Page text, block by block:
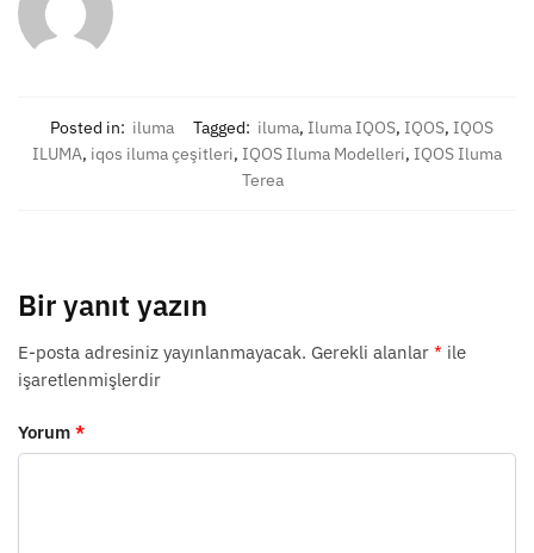
Posted in: iluma Tagged: iluma, Iluma IQOS, IQOS, IQOS
ILUMA, iqos iluma çeşitleri, IQOS Iluma Modelleri, IQOS Iluma
Terea
Bir yanıt yazın
E-posta adresiniz yayınlanmayacak. Gerekli alanlar * ile
işaretlenmişlerdir
Yorum *